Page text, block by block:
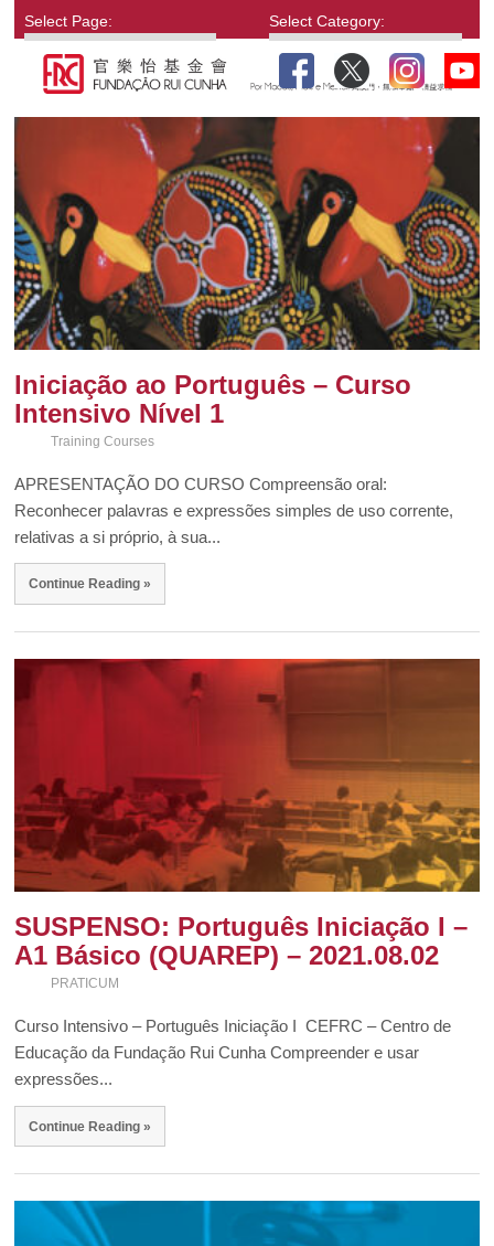
Select Page: Select Category:
Iniciação ao Português – Curso
Intensivo Nível 1
Training Courses
APRESENTAÇÃO DO CURSO Compreensão oral:
Reconhecer palavras e expressões simples de uso corrente,
relativas a si próprio, à sua...
Continue Reading »
SUSPENSO: Português Iniciação I –
A1 Básico (QUAREP) – 2021.08.02
PRATICUM
Curso Intensivo – Português Iniciação I CEFRC – Centro de
Educação da Fundação Rui Cunha Compreender e usar
expressões...
Continue Reading »